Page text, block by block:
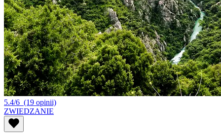
5.4/6 (19 opinii)
ZWIEDZANIE